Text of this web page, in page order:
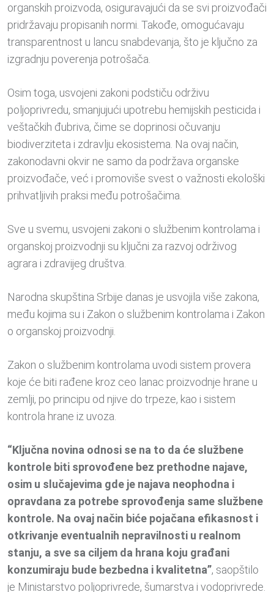
organskih proizvoda, osiguravajući da se svi proizvođači
pridržavaju propisanih normi. Takođe, omogućavaju
transparentnost u lancu snabdevanja, što je ključno za
izgradnju poverenja potrošača.
Osim toga, usvojeni zakoni podstiču održivu
poljoprivredu, smanjujući upotrebu hemijskih pesticida i
veštačkih đubriva, čime se doprinosi očuvanju
biodiverziteta i zdravlju ekosistema. Na ovaj način,
zakonodavni okvir ne samo da podržava organske
proizvođače, već i promoviše svest o važnosti ekološki
prihvatljivih praksi među potrošačima.
Sve u svemu, usvojeni zakoni o službenim kontrolama i
organskoj proizvodnji su ključni za razvoj održivog
agrara i zdravijeg društva.
Narodna skupština Srbije danas je usvojila više zakona,
među kojima su i Zakon o službenim kontrolama i Zakon
o organskoj proizvodnji.
Zakon o službenim kontrolama uvodi sistem provera
koje će biti rađene kroz ceo lanac proizvodnje hrane u
zemlji, po principu od njive do trpeze, kao i sistem
kontrola hrane iz uvoza.
“Ključna novina odnosi se na to da će službene
kontrole biti sprovođene bez prethodne najave,
osim u slučajevima gde je najava neophodna i
opravdana za potrebe sprovođenja same službene
kontrole. Na ovaj način biće pojačana efikasnost i
otkrivanje eventualnih nepravilnosti u realnom
stanju, a sve sa ciljem da hrana koju građani
konzumiraju bude bezbedna i kvalitetna”, saopštilo
je Ministarstvo poljoprivrede, šumarstva i vodoprivrede.